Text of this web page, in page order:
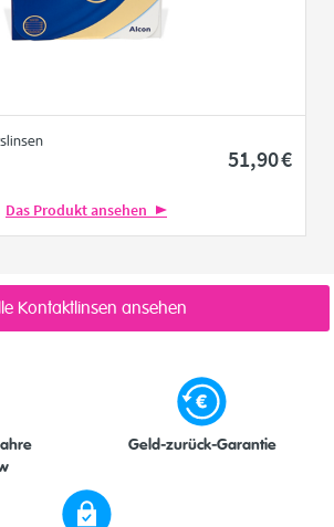
51,90€
Das Produkt ansehen
Kontaktlinsen ansehen
Geld-zurück-Garantie